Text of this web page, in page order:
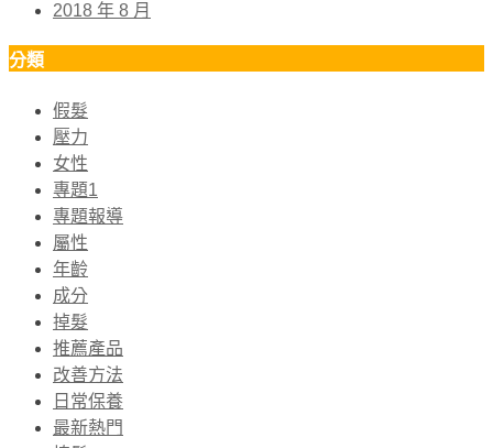
2018 年 8 月
分類
假髮
壓力
女性
專題1
專題報導
屬性
年齡
成分
掉髮
推薦產品
改善方法
日常保養
最新熱門